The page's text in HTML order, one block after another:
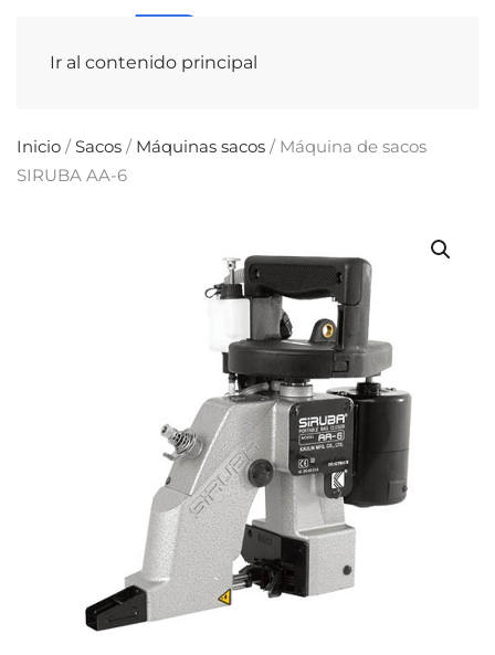
Ir al contenido principal
Inicio /Sacos / Máquinas sacos / Máquina de sacos
SIRUBA AA-6